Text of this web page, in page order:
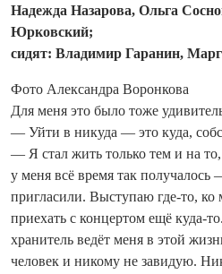
Надежда Назарова, Ольга
Юрковский;
сидят: Владимир Гаранин,
Фото Александра Воронкова
Для меня это было тоже
— Уйти в никуда — это куда,
— Я стал жить только тем и на
у меня всё время так получалось
пригласили. Выступаю где-то, ко
приехать с концертом ещё
хранитель ведёт меня в этой
человек и никому не завидую.